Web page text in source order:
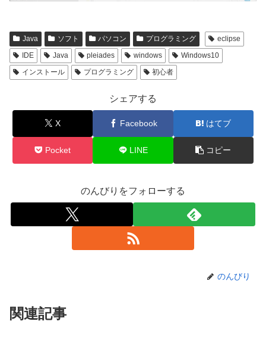
Java ソフト パソコン プログラミング
eclipse
IDE
Java pleiades windows
Windows10
インストール
プログラミング 初心者
シェアする
X Facebook はてブ
Pocket LINE コピー
のんびりをフォローする
のんびり
関連記事